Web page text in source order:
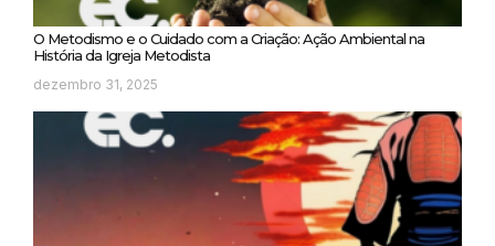
O Metodismo e o Cuidado com a Criação: Ação Ambiental na
História da Igreja Metodista
dezembro 31, 2025